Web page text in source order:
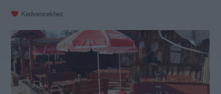
Kedvencekhez